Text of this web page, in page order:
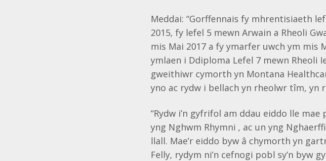
Meddai: “Gorffennais fy mhrentisiaeth
2015, fy lefel 5 mewn Arwain a Rheoli
mis Mai 2017 a fy ymarfer uwch ym mis
ymlaen i Ddiploma Lefel 7 mewn Rheoli
gweithiwr cymorth yn Montana
yno ac rydw i bellach yn rheolwr tîm, yn
“Rydw i’n gyfrifol am ddau eiddo lle
yng Nghwm Rhymni , ac un yng
llall. Mae’r eiddo byw â chymorth yn
Felly, rydym ni’n cefnogi pobl sy’n byw